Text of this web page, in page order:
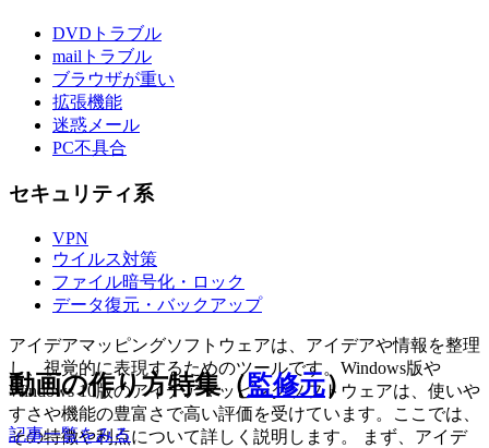
DVDトラブル
mailトラブル
ブラウザが重い
拡張機能
迷惑メール
PC不具合
セキュリティ系
VPN
ウイルス対策
ファイル暗号化・ロック
データ復元・バックアップ
アイデアマッピングソフトウェアは、アイデアや情報を整理
し、視覚的に表現するためのツールです。Windows版や
Windows 10版のアイデアマッピングソフトウェアは、使いや
すさや機能の豊富さで高い評価を受けています。ここでは、
その特徴や利点について詳しく説明します。 まず、アイデ
動画の作り方特集（監修元）
記事一覧をみる